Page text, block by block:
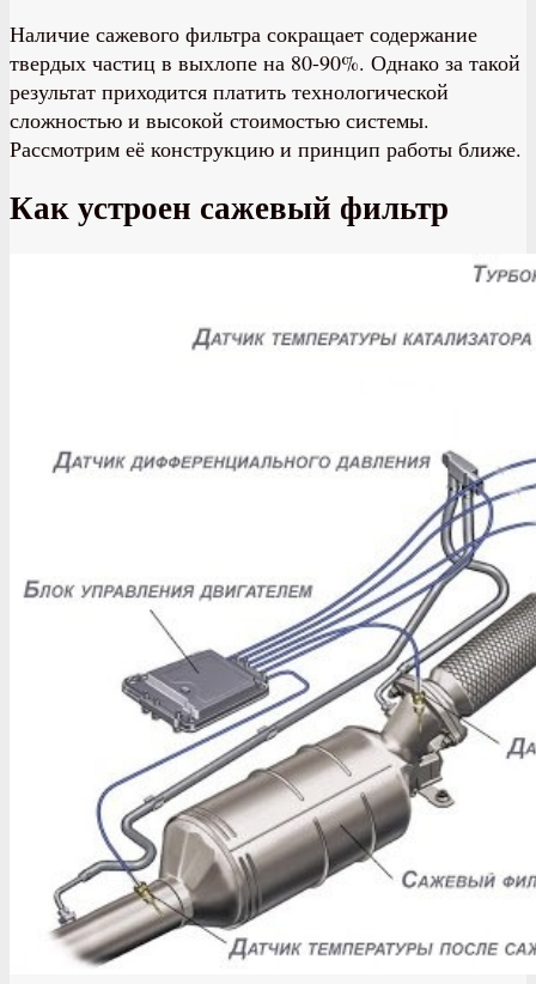
Наличие сажевого фильтра сокращает содержание
твердых частиц в выхлопе на 80-90%. Однако за такой
результат приходится платить технологической
сложностью и высокой стоимостью системы.
Рассмотрим её конструкцию и принцип работы ближе.
Как устроен сажевый фильтр